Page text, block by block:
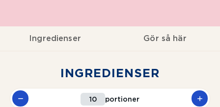
Ingredienser Gör så här
INGREDIENSER
portioner